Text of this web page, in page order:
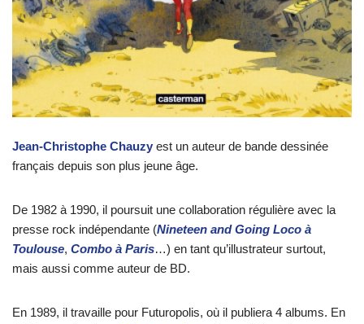
Jean-Christophe Chauzy est un auteur de bande dessinée
français depuis son plus jeune âge.
De 1982 à 1990, il poursuit une collaboration régulière avec la
presse rock indépendante (Nineteen and Going Loco à
Toulouse, Combo à Paris…) en tant qu’illustrateur surtout,
mais aussi comme auteur de BD.
En 1989, il travaille pour Futuropolis, où il publiera 4 albums. En